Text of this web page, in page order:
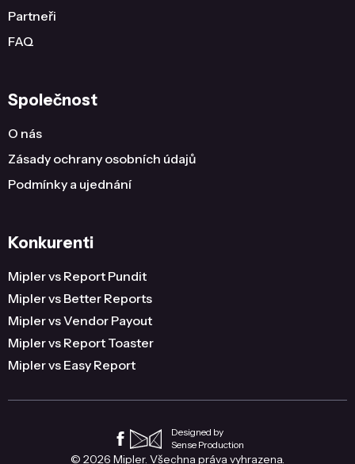
Partneři
FAQ
Společnost
O nás
Zásady ochrany osobních údajů
Podmínky a ujednání
Konkurenti
Mipler vs Report Pundit
Mipler vs Better Reports
Mipler vs Vendor Payout
Mipler vs Report Toaster
Mipler vs Easy Report
Designed by
Sense Production
© 2026 Mipler. Všechna práva vyhrazena.